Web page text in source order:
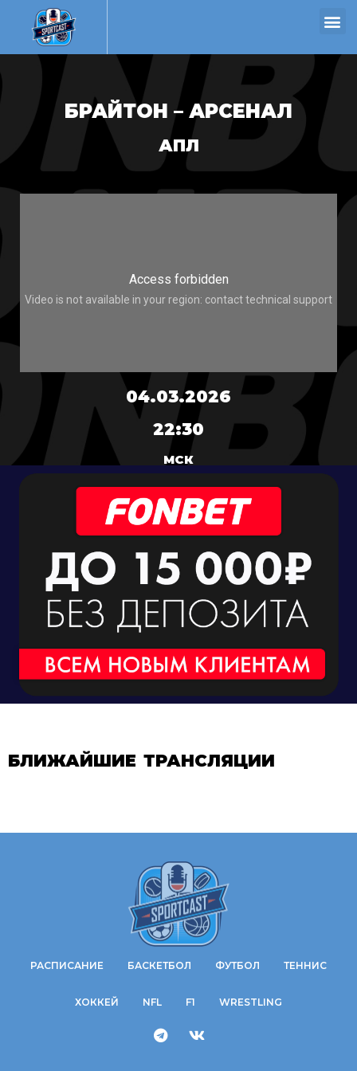
БРАЙТОН – АРСЕНАЛ
АПЛ
04.03.2026
22:30
МСК
БЛИЖАЙШИЕ ТРАНСЛЯЦИИ
РАСПИСАНИЕ БАСКЕТБОЛ ФУТБОЛ ТЕННИС
ХОККЕЙ NFL F1 WRESTLING